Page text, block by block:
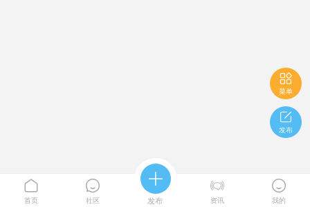

菜单

发布

首页

社区

发布

资讯

我的